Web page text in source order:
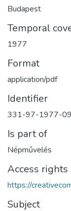
Budapest
Temporal
1977
Format
application/pdf
Identifier
331-97-1977-
Is part of
Népművelés
Access rights
https://
Subject